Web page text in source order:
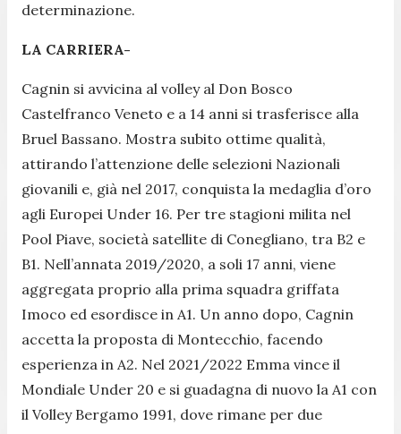
determinazione.
LA CARRIERA-
Cagnin si avvicina al volley al Don Bosco
Castelfranco Veneto e a 14 anni si trasferisce alla
Bruel Bassano. Mostra subito ottime qualità,
attirando l’attenzione delle selezioni Nazionali
giovanili e, già nel 2017, conquista la medaglia d’oro
agli Europei Under 16. Per tre stagioni milita nel
Pool Piave, società satellite di Conegliano, tra B2 e
B1. Nell’annata 2019/2020, a soli 17 anni, viene
aggregata proprio alla prima squadra griffata
Imoco ed esordisce in A1. Un anno dopo, Cagnin
accetta la proposta di Montecchio, facendo
esperienza in A2. Nel 2021/2022 Emma vince il
Mondiale Under 20 e si guadagna di nuovo la A1 con
il Volley Bergamo 1991, dove rimane per due